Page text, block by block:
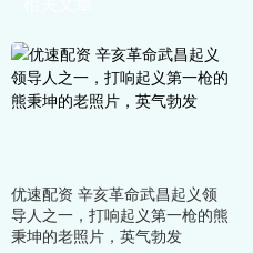
优速配资 辛亥革命武昌起义领
导人之一，打响起义第一枪的熊
秉坤的老照片，英气勃发